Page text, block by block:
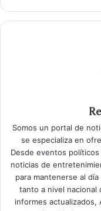
Somos un portal de
se especializa en
Desde eventos
noticias de
para mantenerse al
tanto a nivel nacional
informes actualizados,